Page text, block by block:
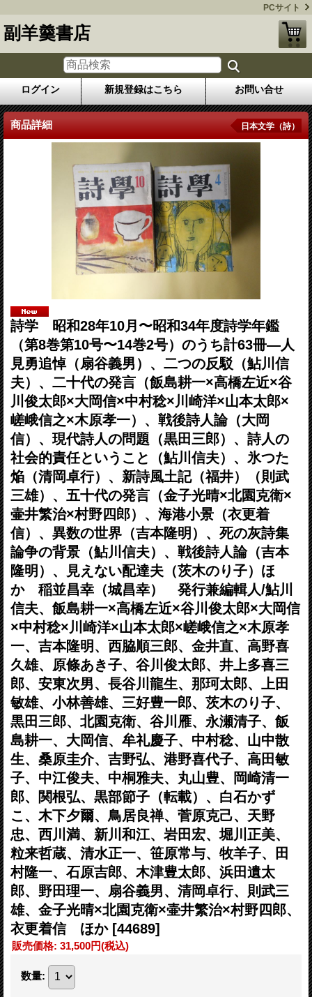
PCサイト
副羊羹書店
ログイン 新規登録はこちら お問い合せ
商品詳細 日本文学（詩）
詩学 昭和28年10月〜昭和34年度詩学年鑑
（第8巻第10号〜14巻2号）のうち計63冊―人
見勇追悼（扇谷義男）、二つの反駁（鮎川信
夫）、二十代の発言（飯島耕一×高橋左近×谷
川俊太郎×大岡信×中村稔×川崎洋×山本太郎×
嵯峨信之×木原孝一）、戦後詩人論（大岡
信）、現代詩人の問題（黒田三郎）、詩人の
社会的責任ということ（鮎川信夫）、氷つた
焔（清岡卓行）、新詩風土記（福井）（則武
三雄）、五十代の発言（金子光晴×北園克衛×
壷井繁治×村野四郎）、海港小景（衣更着
信）、異数の世界（吉本隆明）、死の灰詩集
論争の背景（鮎川信夫）、戦後詩人論（吉本
隆明）、見えない配達夫（茨木のり子）ほ
か 稲並昌幸（城昌幸） 発行兼編輯人/鮎川
信夫、飯島耕一×高橋左近×谷川俊太郎×大岡信
×中村稔×川崎洋×山本太郎×嵯峨信之×木原孝
一、吉本隆明、西脇順三郎、金井直、高野喜
久雄、原條あき子、谷川俊太郎、井上多喜三
郎、安東次男、長谷川龍生、那珂太郎、上田
敏雄、小林善雄、三好豊一郎、茨木のり子、
黒田三郎、北園克衛、谷川雁、永瀬清子、飯
島耕一、大岡信、牟礼慶子、中村稔、山中散
生、桑原圭介、吉野弘、港野喜代子、高田敏
子、中江俊夫、中桐雅夫、丸山豊、岡崎清一
郎、関根弘、黒部節子（転載）、白石かず
こ、木下夕爾、鳥居良禅、菅原克己、天野
忠、西川満、新川和江、岩田宏、堀川正美、
粒来哲蔵、清水正一、笹原常与、牧羊子、田
村隆一、石原吉郎、木津豊太郎、浜田遺太
郎、野田理一、扇谷義男、清岡卓行、則武三
雄、金子光晴×北園克衛×壷井繁治×村野四郎、
衣更着信 ほか [44689]
販売価格: 31,500円(税込)
数量: